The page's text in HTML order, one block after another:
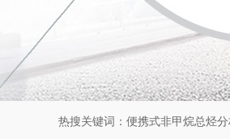
热搜关键词： 便携式非甲烷总烃